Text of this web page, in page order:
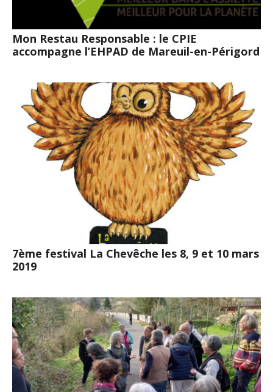
Mon Restau Responsable : le CPIE
accompagne l’EHPAD de Mareuil-en-Périgord
7ème festival La Chevêche les 8, 9 et 10 mars
2019